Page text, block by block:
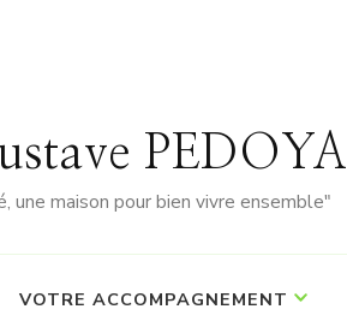
PEDOYA
une maison pour bien vivre ensemble"
VOTRE ACCOMPAGNEMENT